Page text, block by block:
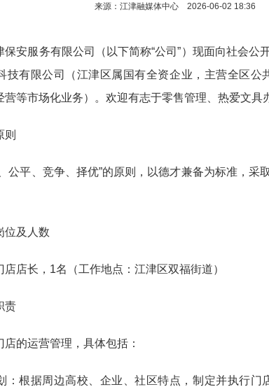
来源：江津融媒体中心 2026-06-02 18:36
保安服务有限公司（以下简称“公司”）现面向社会公
技有限公司（江津区属国有全资企业，主营全区公
营等市场化业务）。欢迎有志于零售管理、热爱文具
则
公平、竞争、择优”的原则，以德才兼备为标准，采
位及人数
店店长，1名（工作地点：江津区双福街道）
责
店的运营管理，具体包括：
：根据周边高校、企业、社区特点，制定并执行门